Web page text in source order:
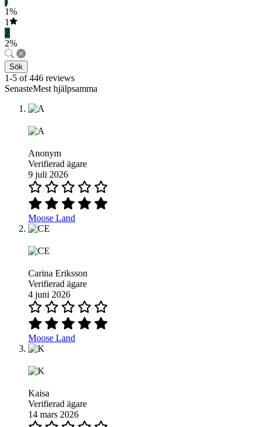
1%
1
2
2%
Sök
1-5 of 446 reviews
SenasteMest hjälpsamma
Anonym
Verifierad ägare
9 juli 2026
Moose Land
Carina Eriksson
Verifierad ägare
4 juni 2026
Moose Land
Kaisa
Verifierad ägare
14 mars 2026